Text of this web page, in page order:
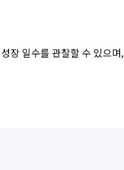
장 일수를 관찰할 수 있으며,